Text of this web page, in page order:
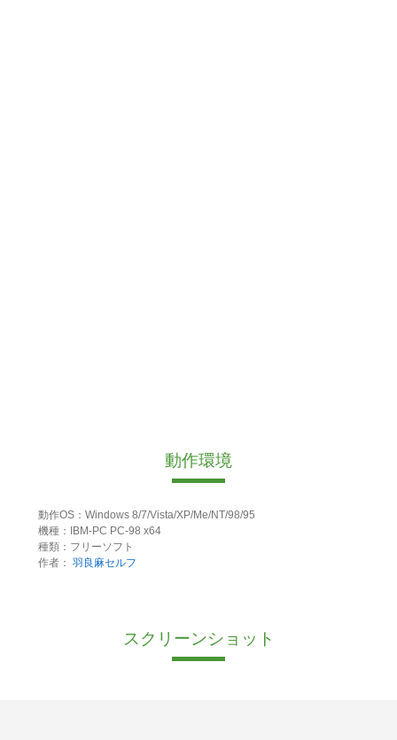
動作環境
動作OS：Windows 8/7/Vista/XP/Me/NT/98/95
機種：IBM-PC PC-98 x64
種類：フリーソフト
作者： 羽良麻セルフ
スクリーンショット